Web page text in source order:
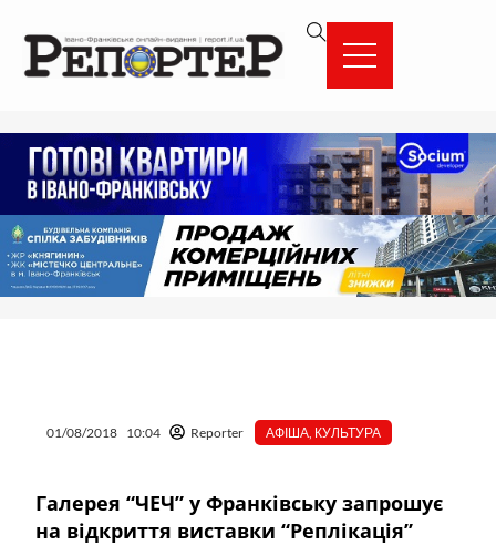
вмісту
01/08/2018 10:04 Reporter АФІША КУЛЬТУРА
Галерея “ЧЕЧ” у Франківську запрошує
на відкриття виставки “Реплікація”